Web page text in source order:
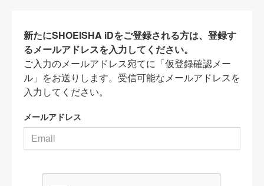
新たにSHOEISHA iDをご登録される方は、登録す
るメールアドレスを入力してください。
ご入力のメールアドレス宛てに「仮登録確認メー
ル」をお送りします。受信可能なメールアドレスを
入力してください。
メールアドレス